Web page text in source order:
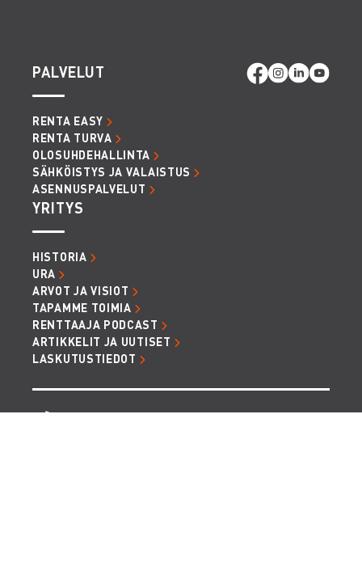
PALVELUT
RENTA EASY
RENTA TURVA
OLOSUHDEHALLINTA
SÄHKÖISTYS JA VALAISTUS
ASENNUSPALVELUT
YRITYS
HISTORIA
URA
ARVOT JA VISIOT
TAPAMME TOIMIA
RENTTAAJA PODCAST
ARTIKKELIT JA UUTISET
LASKUTUSTIEDOT